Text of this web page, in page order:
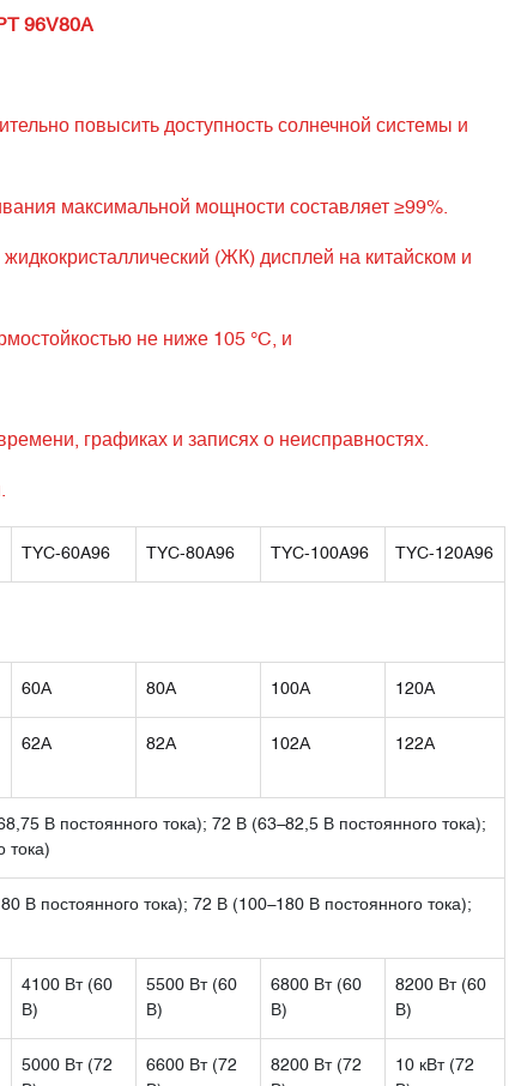
96V80A
повысить доступность солнечной системы и
максимальной мощности составляет ≥99%.
(ЖК) дисплей на китайском и
не ниже 105 °C, и
графиках и записях о неисправностях.
TYC-60A96 TYC-80A96 TYC-100A96 TYC-120A96
60А 80А 100А 120А
62А 82А 102А 122А
В постоянного тока); 72 В (63–82,5 В постоянного тока);
тока)
В постоянного тока); 72 В (100–180 В постоянного тока);
4100 Вт (60
В)
5500 Вт (60
В)
6800 Вт (60
В)
8200 Вт (60
В)
5000 Вт (72
6600 Вт (72
8200 Вт (72
10 кВт (72